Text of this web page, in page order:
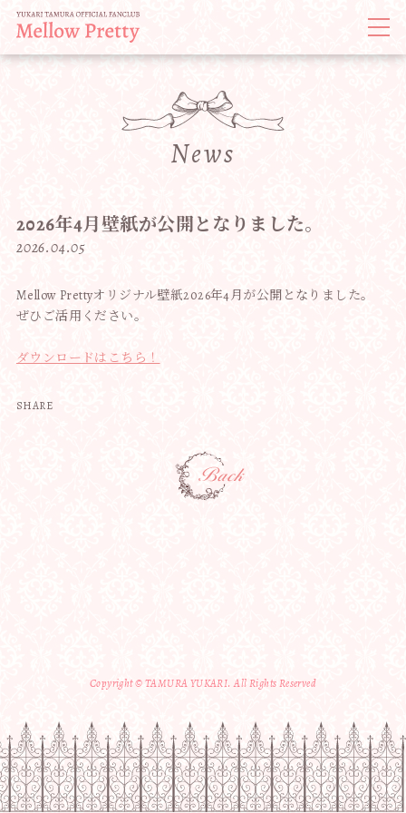
News
2026年4月壁紙が公開となりました。
2026.04.05
Mellow Prettyオリジナル壁紙2026年4月が公開となりました。
ぜひご活用ください。
ダウンロードはこちら！
SHARE
Copyright © TAMURA YUKARI. All Rights Reserved